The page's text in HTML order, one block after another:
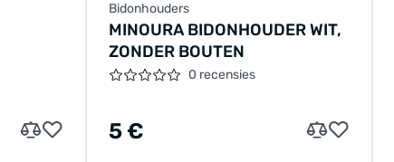
Bidonhouders
MINOURA BIDONHOUDER WIT,
ZONDER BOUTEN
0 recensies
5 €